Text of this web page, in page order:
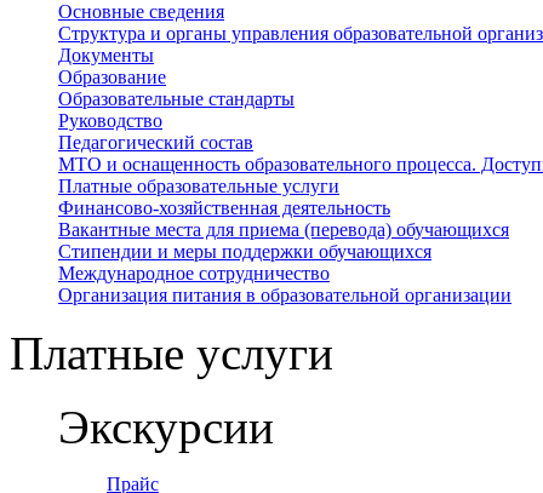
Основные сведения
Структура и органы управления образовательной
Документы
Образование
Образовательные стандарты
Руководство
Педагогический состав
МТО и оснащенность образовательного процесса.
Платные образовательные услуги
Финансово-хозяйственная деятельность
Вакантные места для приема (перевода) обучающихся
Стипендии и меры поддержки обучающихся
Международное сотрудничество
Организация питания в образовательной организации
Платные услуги
Экскурсии
Прайс